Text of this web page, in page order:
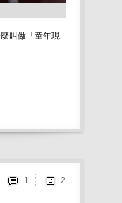
叫做「童年現
1